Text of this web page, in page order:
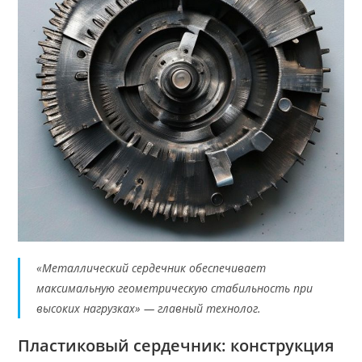
«Металлический сердечник обеспечивает
максимальную геометрическую стабильность при
высоких нагрузках» — главный технолог.
Пластиковый сердечник: конструкция